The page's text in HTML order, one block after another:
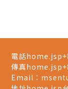
電話home.jsp
傳真home.jsp
Email：